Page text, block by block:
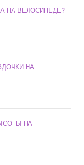
НА ВЕЛОСИПЕДЕ?
НА
НА